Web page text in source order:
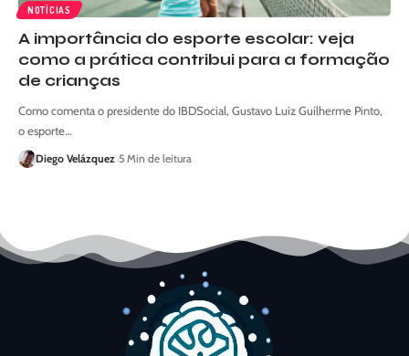
NOTÍCIAS
A importância do esporte escolar: veja
como a prática contribui para a formação
de crianças
Como comenta o presidente do IBDSocial, Gustavo Luiz Guilherme Pinto,
o esporte…
Diego Velázquez 5 Min de leitura